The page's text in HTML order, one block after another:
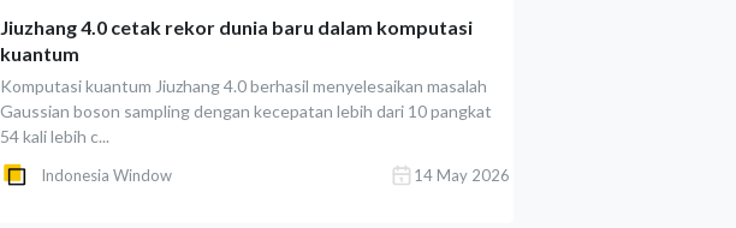
Jiuzhang 4.0 cetak rekor dunia baru dalam komputasi
kuantum
Komputasi kuantum Jiuzhang 4.0 berhasil menyelesaikan masalah
Gaussian boson sampling dengan kecepatan lebih dari 10 pangkat
54 kali lebih c...
Indonesia Window 14 May 2026